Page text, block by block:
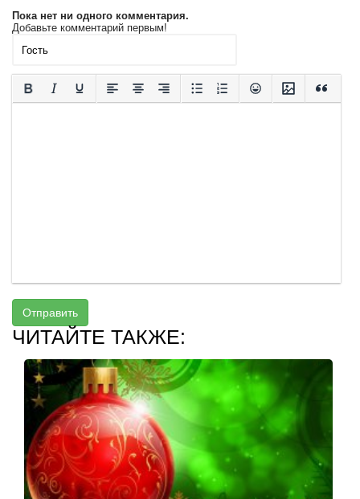
Пока нет ни одного комментария.
Добавьте комментарий первым!
Отправить
ЧИТАЙТЕ ТАКЖЕ: